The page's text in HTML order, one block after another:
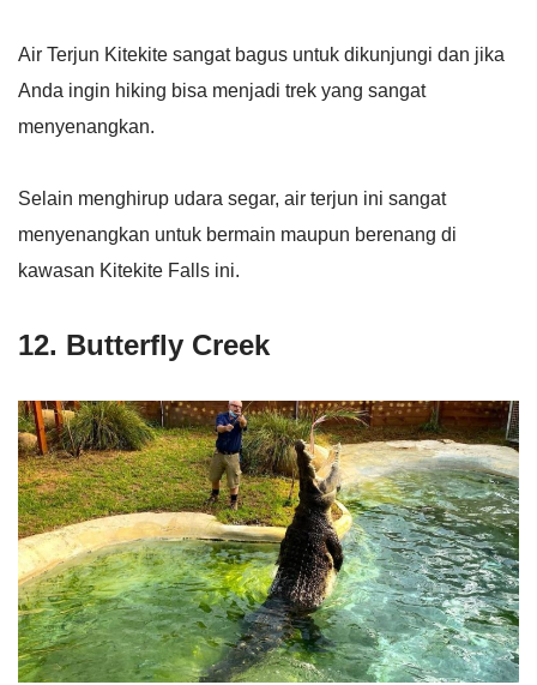
Air Terjun Kitekite sangat bagus untuk dikunjungi dan jika
Anda ingin hiking bisa menjadi trek yang sangat
menyenangkan.
Selain menghirup udara segar, air terjun ini sangat
menyenangkan untuk bermain maupun berenang di
kawasan Kitekite Falls ini.
12. Butterfly Creek